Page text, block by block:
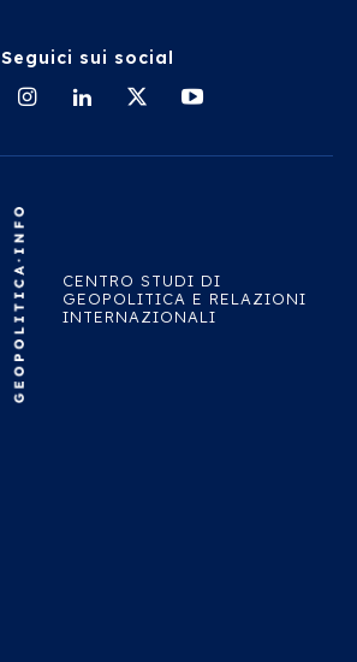
Seguici sui social
CENTRO STUDI DI
GEOPOLITICA E RELAZIONI
INTERNAZIONALI